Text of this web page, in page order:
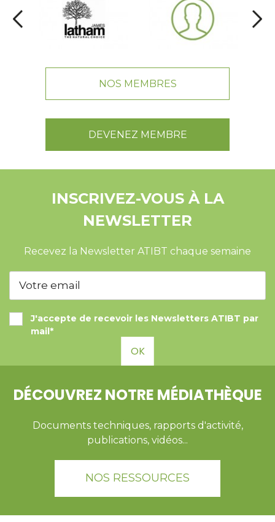
NOS MEMBRES
DEVENEZ MEMBRE
INSCRIVEZ-VOUS À LA
NEWSLETTER
Recevez la Newsletter ATIBT chaque semaine
J'accepte de recevoir les Newsletters ATIBT par
mail*
OK
DÉCOUVREZ NOTRE MÉDIATHÈQUE
Documents techniques, rapports d'activité,
publications, vidéos...
NOS RESSOURCES